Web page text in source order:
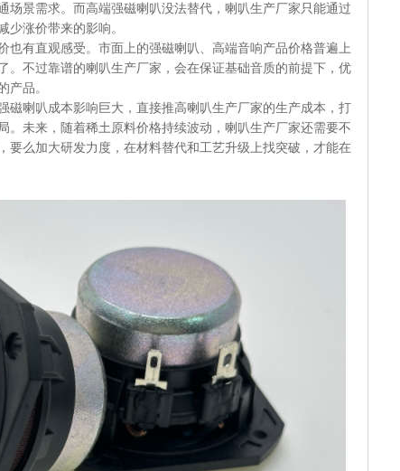
场景需求。而高端强磁喇叭没法替代，喇叭生产厂家只能通过
少涨价带来的影响。
直观感受。市面上的强磁喇叭、高端音响产品价格普遍上
。不过靠谱的喇叭生产厂家，会在保证基础音质的前提下，优
产品。
叭成本影响巨大，直接推高喇叭生产厂家的生产成本，打
。未来，随着稀土原料价格持续波动，喇叭生产厂家还需要不
要么加大研发力度，在材料替代和工艺升级上找突破，才能在